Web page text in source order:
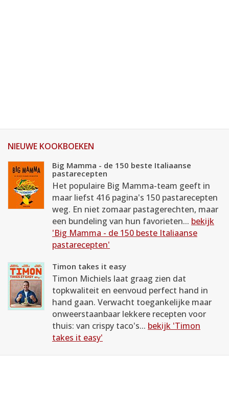
NIEUWE KOOKBOEKEN
Big Mamma - de 150 beste Italiaanse
pastarecepten
Het populaire Big Mamma-team geeft in
maar liefst 416 pagina's 150 pastarecepten
weg. En niet zomaar pastagerechten, maar
een bundeling van hun favorieten... bekijk
'Big Mamma - de 150 beste Italiaanse
pastarecepten'
Timon takes it easy
Timon Michiels laat graag zien dat
topkwaliteit en eenvoud perfect hand in
hand gaan. Verwacht toegankelijke maar
onweerstaanbaar lekkere recepten voor
thuis: van crispy taco's... bekijk 'Timon
takes it easy'